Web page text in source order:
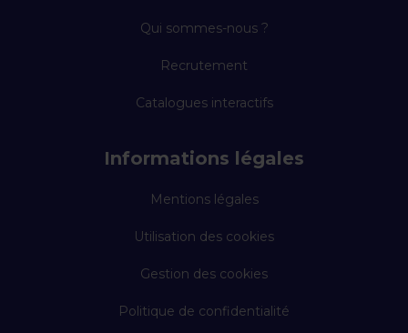
Qui sommes-nous ?
Recrutement
Catalogues interactifs
Informations légales
Mentions légales
Utilisation des cookies
Gestion des cookies
Politique de confidentialité